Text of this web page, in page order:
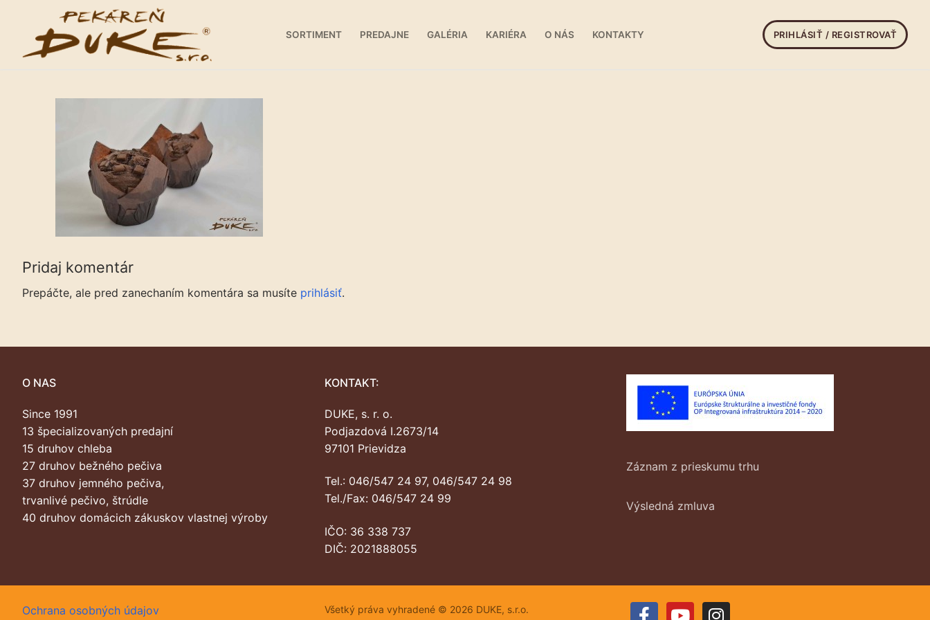
SORTIMENT PREDAJNE GALÉRIA KARIÉRA O NÁS KONTAKTY PRIHLÁSIŤ / REGISTROVAŤ
Galéria
Kontakty
Pridaj komentár
Prepáčte, ale pred zanechaním komentára sa musíte prihlásiť.
O NAS
Since 1991
13 špecializovaných predajní
15 druhov chleba
27 druhov bežného pečiva
37 druhov jemného pečiva,
trvanlivé pečivo, štrúdle
40 druhov domácich zákuskov vlastnej výroby
KONTAKT:
DUKE, s. r. o.
Podjazdová I.2673/14
97101 Prievidza
Tel.: 046/547 24 97, 046/547 24 98
Tel./Fax: 046/547 24 99
IČO: 36 338 737
DIČ: 2021888055
Záznam z prieskumu trhu
Výsledná zmluva
Ochrana osobných údajov Všetký práva vyhradené © 2026 DUKE, s.r.o.